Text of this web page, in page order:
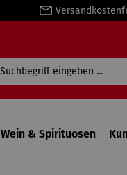
Wein & Spirituosen